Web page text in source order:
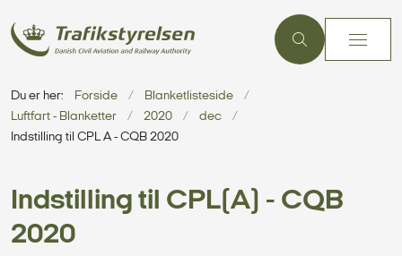
Du er her: Forside
Blanketlisteside
Luftfart - Blanketter
2020
dec
Indstilling til CPL A - CQB 2020
Indstilling til CPL(A) - CQB
2020